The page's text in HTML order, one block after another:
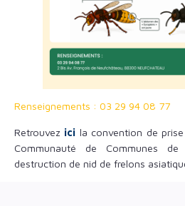
Renseignements : 03 29 94 08 77
Retrouvez ici la convention de
Communauté de Communes
destruction de nid de frelons